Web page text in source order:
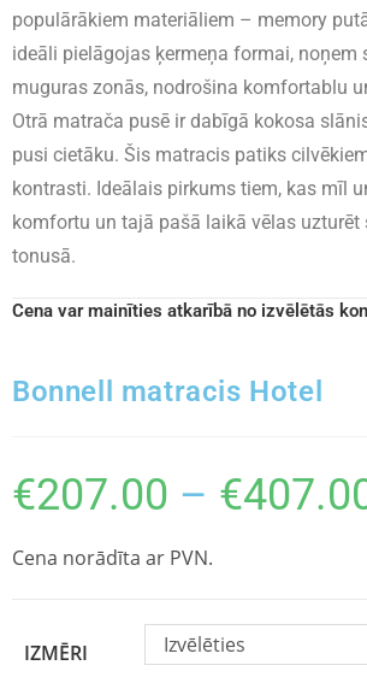
populārākiem materiāliem – memory
ideāli pielāgojas ķermeņa formai, noņem
muguras zonās, nodrošina komfortablu
Otrā matrača pusē ir dabīgā kokosa
pusi cietāku. Šis matracis patiks
kontrasti. Ideālais pirkums tiem, kas mīl
komfortu un tajā pašā laikā vēlas uzturēt
tonusā.
Cena var mainīties atkarībā no izvēlētās
Bonnell matracis Hotel
€207.00 – €
Cena norādīta ar PVN.
IZMĒRI Izvēlēties